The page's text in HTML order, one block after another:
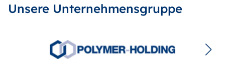
Unsere Unternehmensgruppe